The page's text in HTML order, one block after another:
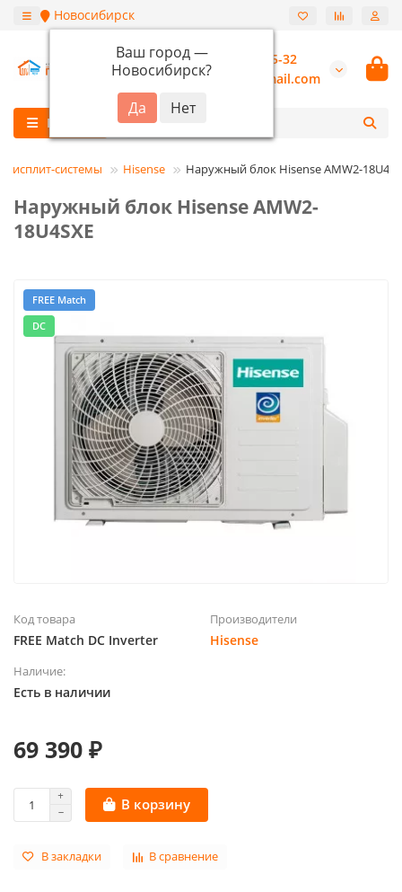
Новосибирск
Ваш город —
Новосибирск?
+7 (913) 987-55-32
burannsk@gmail.com
Каталог
системы Hisense Наружный блок Hisense AMW2-
Наружный блок Hisense AMW2-
18U4SXE
FREE Match
DC
Код товара
FREE Match DC Inverter
Производители
Hisense
Наличие:
Есть в наличии
69 390 ₽
В корзину
В закладки В сравнение